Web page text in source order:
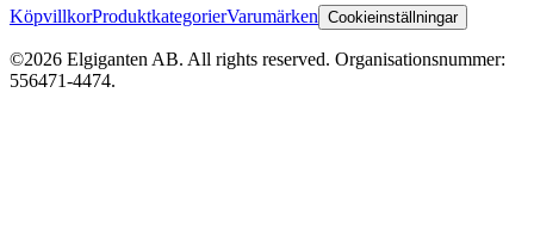
KöpvillkorProduktkategorierVarumärken Cookieinställningar
©2026 Elgiganten AB. All rights reserved. Organisationsnummer:
556471-4474.